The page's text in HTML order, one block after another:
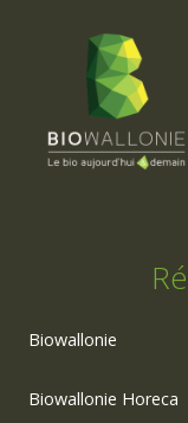
Biowallonie
Biowallonie Horeca